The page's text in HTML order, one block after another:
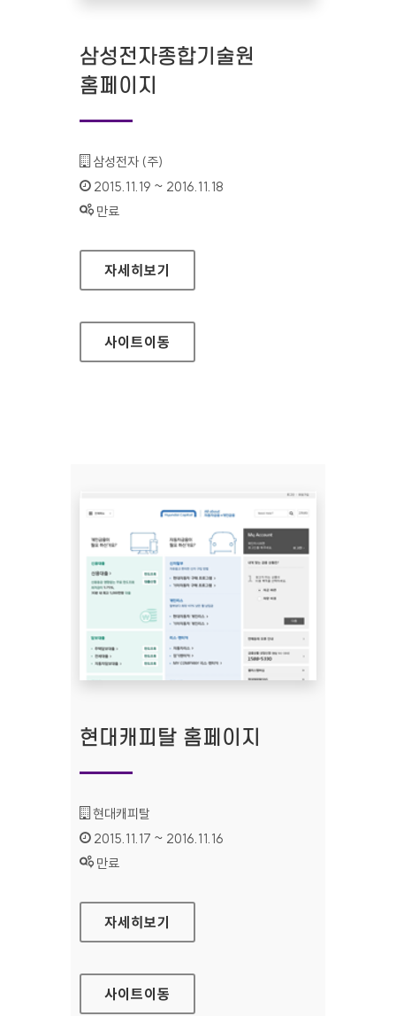
삼성전자종합기술원
홈페이지
기관명 :
삼성전자 (주)
인증기간 :
2015.11.19 ~ 2016.11.18
상태 :
만료
삼성전자종합기술원 홈페이지
자세히보기
사이트이동
현대캐피탈 홈페이지
기관명 :
현대캐피탈
인증기간 :
2015.11.17 ~ 2016.11.16
상태 :
만료
현대캐피탈 홈페이지
자세히보기
사이트이동